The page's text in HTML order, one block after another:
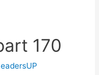
170